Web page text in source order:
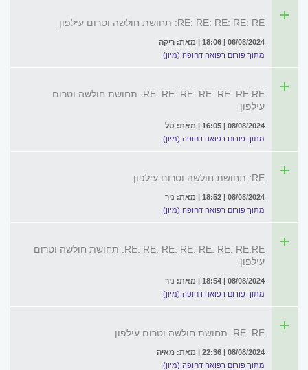
RE: RE: RE: RE: RE: תחושת חולשה וטרום עילפון
06/08/2024 | 18:06 | מאת: ריקה
מתוך פורום רפואה דחופה (מיון)
RE: RE: RE: RE: RE: RE:RE: תחושת חולשה וטרום
עילפון
08/08/2024 | 16:05 | מאת: טל
מתוך פורום רפואה דחופה (מיון)
RE: תחושת חולשה וטרום עילפון
08/08/2024 | 18:52 | מאת: ניר
מתוך פורום רפואה דחופה (מיון)
RE: RE: RE: RE: RE: RE: RE:RE: תחושת חולשה וטרום
עילפון
08/08/2024 | 18:54 | מאת: ניר
מתוך פורום רפואה דחופה (מיון)
RE: RE: תחושת חולשה וטרום עילפון
08/08/2024 | 22:36 | מאת: מאיה
מתוך פורום רפואה דחופה (מיון)